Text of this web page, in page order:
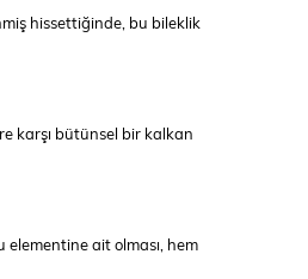
hissettiğinde, bu bileklik
karşı bütünsel bir kalkan
ait olması, hem